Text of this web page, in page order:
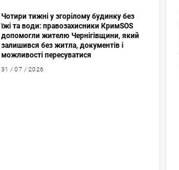
Чотири тижні у згорілому будинку без
їжі та води: правозахисники КримSOS
допомогли жителю Чернігівщини, який
залишився без житла, документів і
можливості пересуватися
31 / 07 / 2026